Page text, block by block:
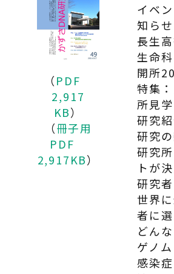
（PDF
2,917
KB）
（冊子用
PDF
2,917KB）
イベ
知らせ
長生
生命
開所
特集
所見学
研究
研究
研究
トが
研究
世界
者に
どん
ゲノム
感染